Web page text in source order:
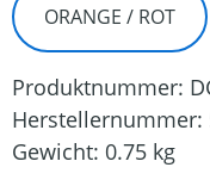
ORANGE / ROT
Produktnummer:
Herstellernummer:
Gewicht: 0.75 kg